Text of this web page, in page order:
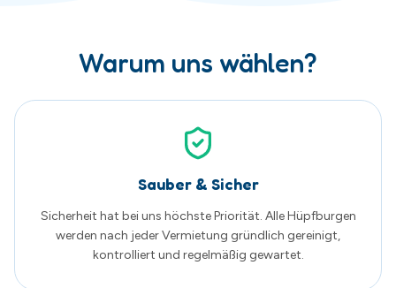
Viele unserer Hüpfburgen wurden speziell für uns
Event zu einem echten Highlight mit einzigartigem
Erlebnisfaktor.